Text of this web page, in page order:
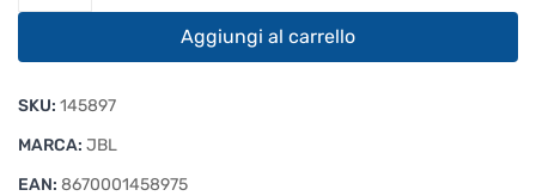
quantità
Aggiungi al carrello
SKU: 145897
MARCA: JBL
EAN: 8670001458975